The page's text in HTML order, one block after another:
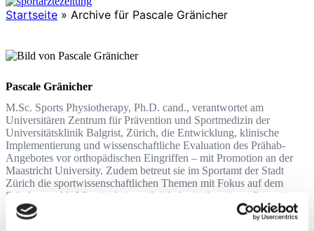
Startseite » Archive für Pascale Gränicher
Pascale Gränicher
M.Sc. Sports Physiotherapy, Ph.D. cand., verantwortet am
Universitären Zentrum für Prävention und Sportmedizin der
Universitätsklinik Balgrist, Zürich, die Entwicklung, klinische
Implementierung und wissenschaftliche Evaluation des Prähab-
Angebotes vor ortho­pä­dischen Eingriffen – mit Promotion an der
Maastricht University. Zudem betreut sie im Sportamt der Stadt
Zürich die sportwissenschaftlichen Themen mit Fokus auf dem
Schulsport. Als Mitgründerin und -inha­berin der science2practice
GmbH fördert sie die qualitative Weiterentwicklung der Physiothe­
rapie durch evidenzbasierte Fortbildungen.